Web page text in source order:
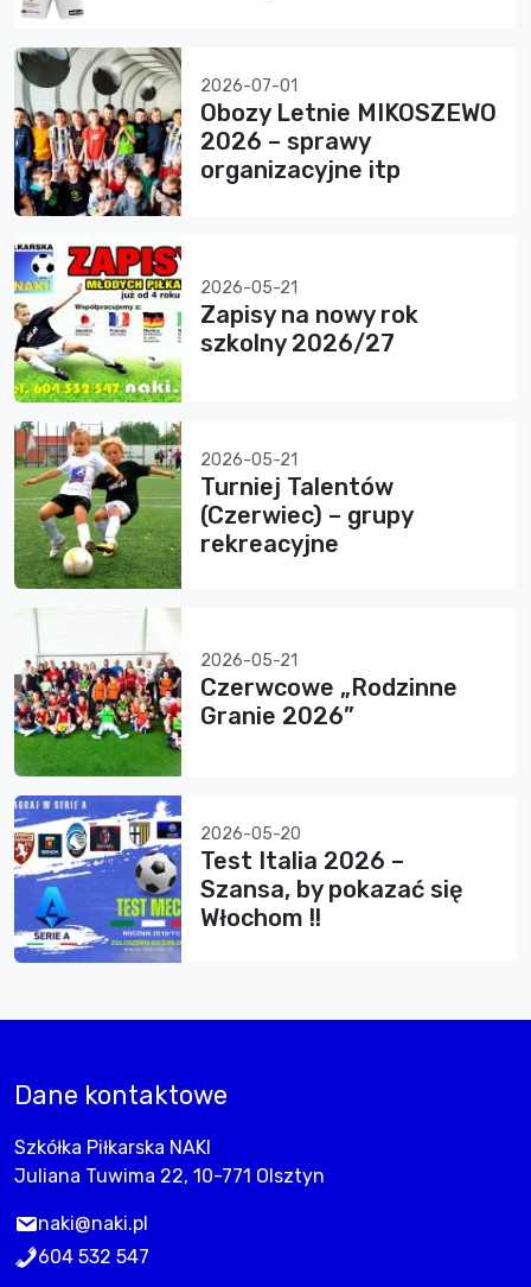
2026-07-01
Obozy Letnie MIKOSZEWO
2026 – sprawy
organizacyjne itp
2026-05-21
Zapisy na nowy rok
szkolny 2026/27
2026-05-21
Turniej Talentów
(Czerwiec) – grupy
rekreacyjne
2026-05-21
Czerwcowe „Rodzinne
Granie 2026”
2026-05-20
Test Italia 2026 –
Szansa, by pokazać się
Włochom !!
Dane kontaktowe
Szkółka Piłkarska NAKI
Juliana Tuwima 22, 10-771 Olsztyn
naki@naki.pl
604 532 547